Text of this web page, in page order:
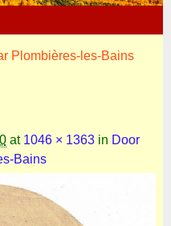
Plombières-les-Bains
at 1046 × 1363in Door
Bains